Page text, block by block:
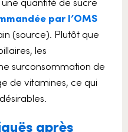
par l’OMS
(source). Plutôt que
les
surconsommation de
de vitamines, ce qui
après